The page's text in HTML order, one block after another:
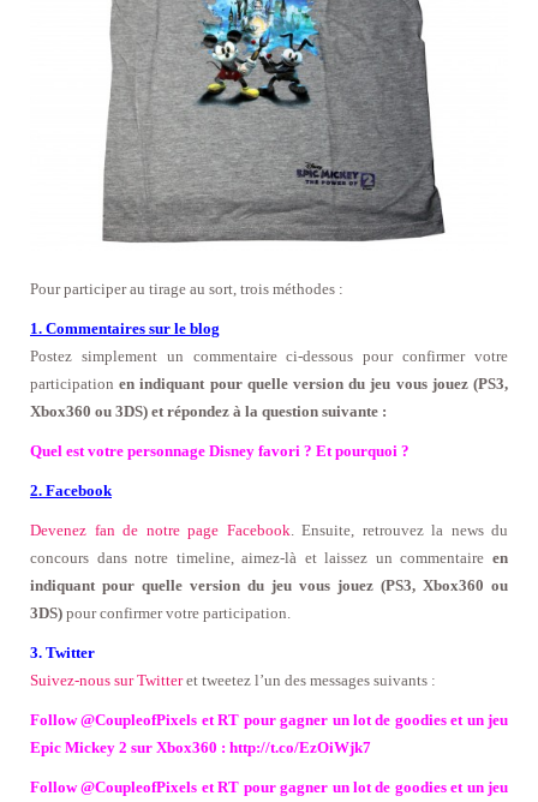
Pour participer au tirage au sort, trois méthodes :
1. Commentaires sur le blog
Postez simplement un commentaire ci-dessous pour confirmer votre
participation en indiquant pour quelle version du jeu vous jouez (PS3,
Xbox360 ou 3DS) et répondez à la question suivante :
Quel est votre personnage Disney favori ? Et pourquoi ?
2. Facebook
Devenez fan de notre page Facebook . Ensuite, retrouvez la news du
concours dans notre timeline, aimez-là et laissez un commentaire en
indiquant pour quelle version du jeu vous jouez (PS3, Xbox360 ou
3DS) pour confirmer votre participation.
3. Twitter
Suivez-nous sur Twitteret tweetez l’un des messages suivants :
Follow @CoupleofPixels et RT pour gagner un lot de goodies et un jeu
Epic Mickey 2 sur Xbox360 : http://t.co/EzOiWjk7
Follow @CoupleofPixels et RT pour gagner un lot de goodies et un jeu